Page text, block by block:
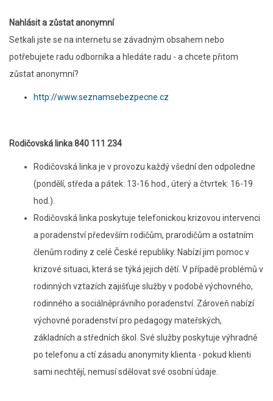
Nahlásit a zůstat anonymní
Setkali jste se na internetu se závadným obsahem nebo
potřebujete radu odborníka a hledáte radu - a chcete přitom
zůstat anonymní?
http://www.seznamsebezpecne.cz
Rodičovská linka 840 111 234
Rodičovská linka je v provozu každý všední den odpoledne
(pondělí, středa a pátek: 13-16 hod., úterý a čtvrtek: 16-19
hod.).
Rodičovská linka poskytuje telefonickou krizovou intervenci
a poradenství především rodičům, prarodičům a ostatním
členům rodiny z celé České republiky. Nabízí jim pomoc v
krizové situaci, která se týká jejich dětí. V případě problémů v
rodinných vztazích zajišťuje služby v podobě výchovného,
rodinného a sociálněprávního poradenství. Zároveň nabízí
výchovné poradenství pro pedagogy mateřských,
základních a středních škol. Své služby poskytuje výhradně
po telefonu a ctí zásadu anonymity klienta - pokud klienti
sami nechtějí, nemusí sdělovat své osobní údaje.